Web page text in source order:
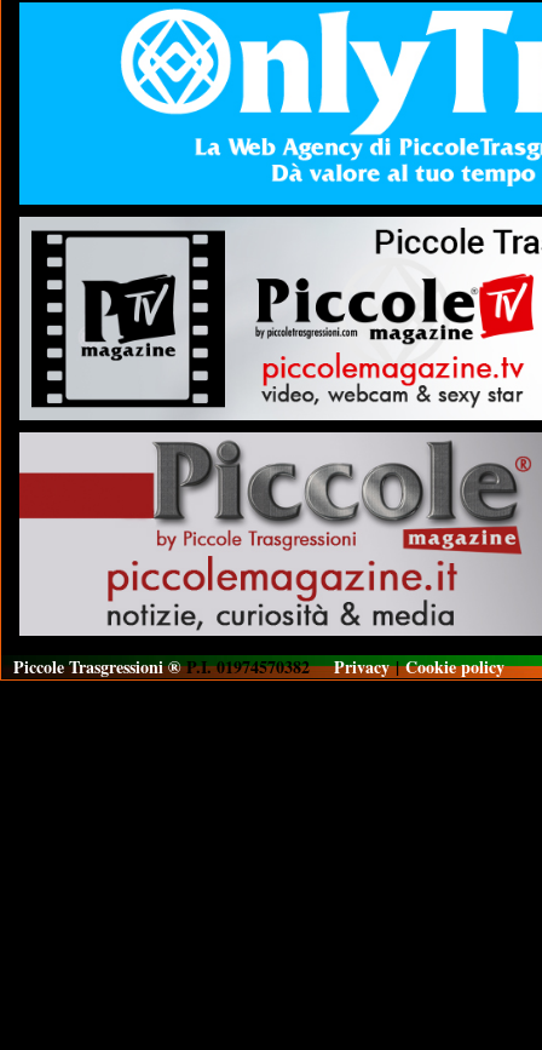
Piccole Trasgressioni ®P.I. 01974570382Privacy|Cookie policy